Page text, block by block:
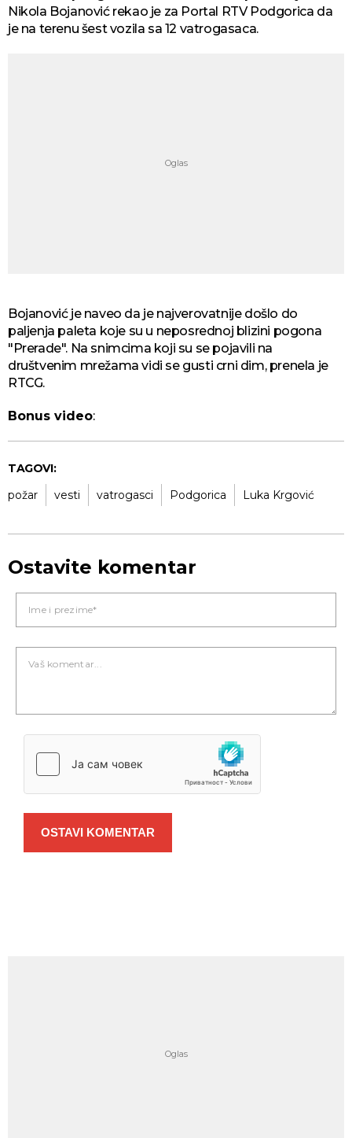
Nikola Bojanović rekao je za Portal RTV Podgorica da
je na terenu šest vozila sa 12 vatrogasaca.
Bojanović je naveo da je najverovatnije došlo do
paljenja paleta koje su u neposrednoj blizini pogona
"Prerade". Na snimcima koji su se pojavili na
društvenim mrežama vidi se gusti crni dim, prenela je
RTCG.
Bonus video:
TAGOVI:
požar
vesti vatrogasci Podgorica Luka Krgović
Ostavite komentar
OSTAVI KOMENTAR